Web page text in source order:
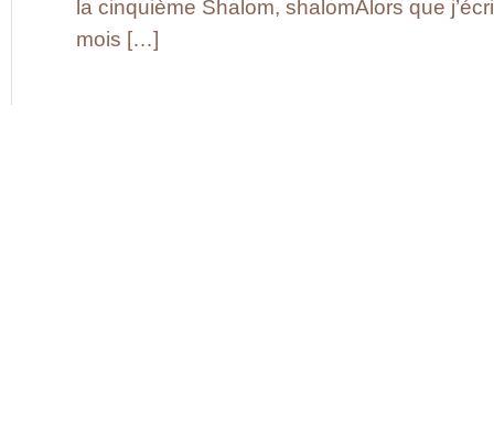
la cinquième Shalom, shalomAlors que
mois […]